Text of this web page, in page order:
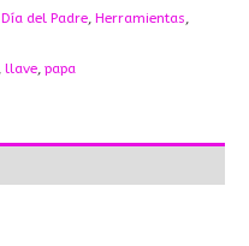
Día del Padre Herramientas
llave papa